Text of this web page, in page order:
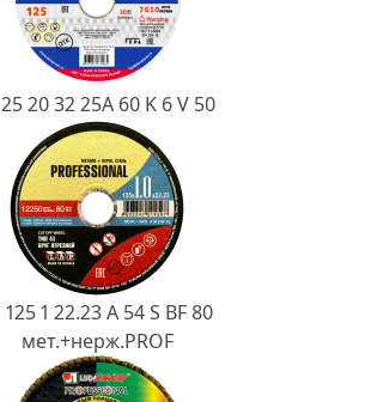
20 32 25А 60 K 6 V 50
125 1 22.23 A 54 S BF 80
мет.+нерж.PROF